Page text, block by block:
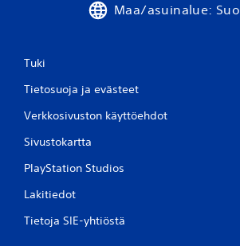
Maa/asuinalue:
Tuki
Tietosuoja ja evästeet
Verkkosivuston käyttöehdot
Sivustokartta
PlayStation Studios
Lakitiedot
Tietoja SIE-yhtiöstä